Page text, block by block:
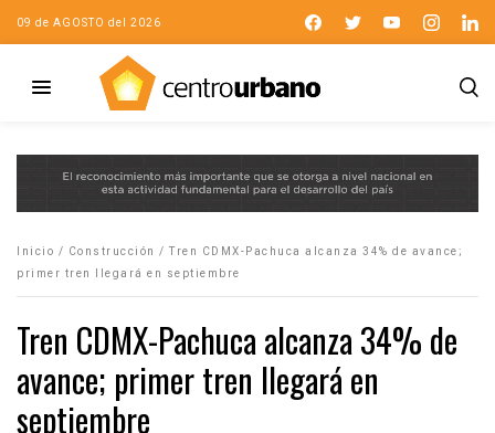
09 de AGOSTO del 2026
Inicio / Construcción /Tren CDMX-Pachuca alcanza 34% de avance;
primer tren llegará en septiembre
Tren CDMX-Pachuca alcanza 34% de
avance; primer tren llegará en
septiembre